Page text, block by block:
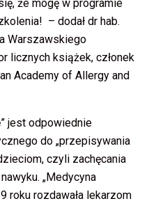
że mogę w programie
– dodał dr hab.
Warszawskiego
licznych książek, członek
Academy of Allergy and
jest odpowiednie
do „przepisywania
czyli zachęcania
„Medycyna
roku rozdawała lekarzom